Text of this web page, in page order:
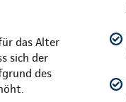
das Alter
sich der
des